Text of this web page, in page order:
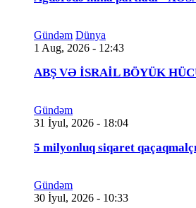
Gündəm Dünya
1 Aug, 2026 - 12:43
ABŞ VƏ İSRAİL BÖYÜK
Gündəm
31 İyul, 2026 - 18:04
5 milyonluq siqaret
Gündəm
30 İyul, 2026 - 10:33